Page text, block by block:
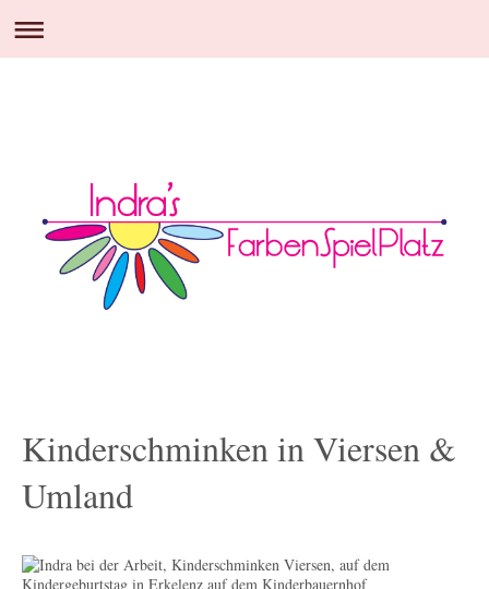
Kinderschminken in Viersen &
Umland